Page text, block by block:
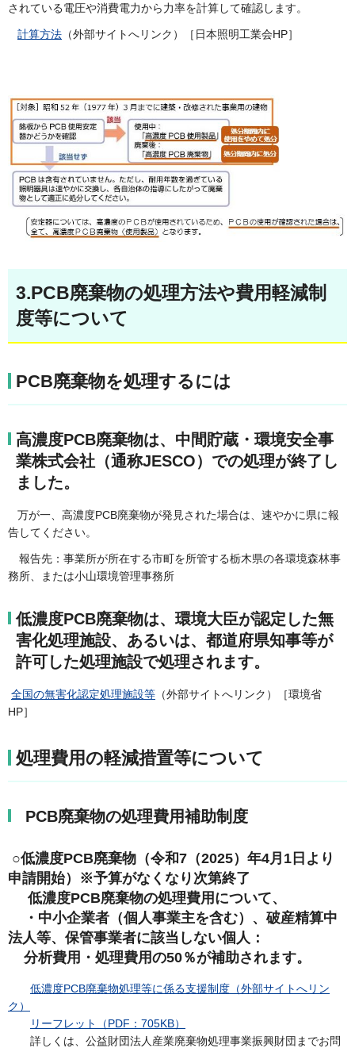
されている電圧や消費電力から力率を計算して確認します。
計算方法 （外部サイトへリンク）［日本照明工業会HP］
3.PCB廃棄物の処理方法や費用軽減制
度等について
PCB廃棄物を処理するには
高濃度PCB廃棄物は、中間貯蔵・環境安全事
業株式会社（通称JESCO）での処理が終了し
ました。
万が一、高濃度PCB廃棄物が発見された場合は、速やかに県に報
告してください。
報告先：事業所が所在する市町を所管する栃木県の各環境森林事
務所、または小山環境管理事務所
低濃度PCB廃棄物は、環境大臣が認定した無
害化処理施設、あるいは、都道府県知事等が
許可した処理施設で処理されます。
全国の無害化認定処理施設等 （外部サイトへリンク）［環境省
HP］
処理費用の軽減措置等について
PCB廃棄物の処理費用補助制度
○低濃度PCB廃棄物（令和7（2025）年4月1日より
申請開始）※予算がなくなり次第終了
低濃度PCB廃棄物の処理費用について、
・中小企業者（個人事業主を含む）、破産精算中
法人等、保管事業者に該当しない個人：
分析費用・処理費用の50％が補助されます。
低濃度PCB廃棄物処理等に係る支援制度（外部サイトへリン
ク）
リーフレット（PDF：705KB）
詳しくは、公益財団法人産業廃棄物処理事業振興財団までお問